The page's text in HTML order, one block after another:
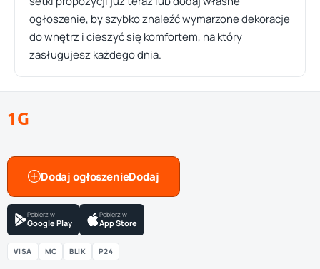
ogłoszenie, by szybko znaleźć wymarzone dekoracje
do wnętrz i cieszyć się komfortem, na który
zasługujesz każdego dnia.
1G
Dodaj ogłoszenie
Pobierz w
Google Play
Pobierz w
App Store
VISA MC BLIK P24